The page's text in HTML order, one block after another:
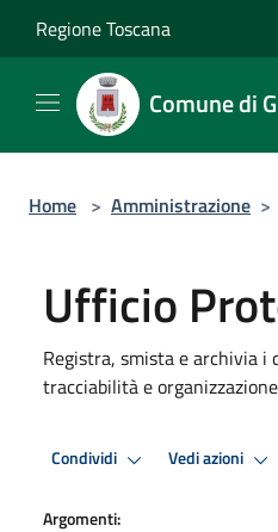
Regione Toscana
Comune di
Home > Amministrazione >
Ufficio
Registra, smista e archivia i
tracciabilità e
Condividi Vedi azioni
Argomenti: